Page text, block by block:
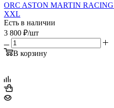
ORC ASTON MARTIN
XXL
Есть в наличии
3 800 ₽/шт
В корзину